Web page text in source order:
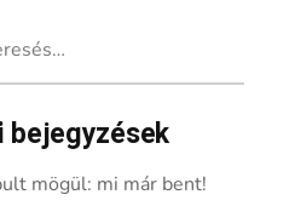
bejegyzések
mögül: mi már bent!